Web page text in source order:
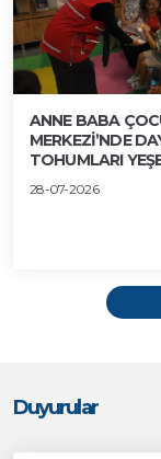
ANNE BABA
MERKEZİ’NDE
TOHUMLARI
28-07-2026
Duyurular